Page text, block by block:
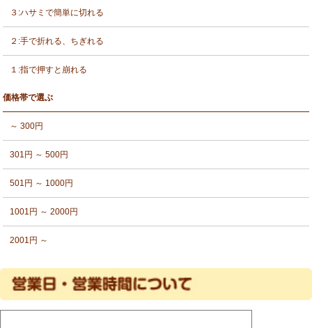
３:ハサミで簡単に切れる
２:手で折れる、ちぎれる
１:指で押すと崩れる
価格帯で選ぶ
～ 300円
301円 ～ 500円
501円 ～ 1000円
1001円 ～ 2000円
2001円 ～